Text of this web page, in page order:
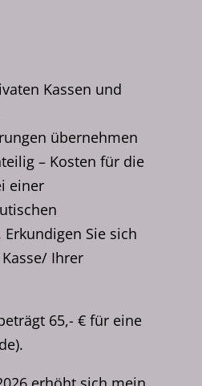
Kassen und
übernehmen
– Kosten für die
einer
Sie sich
Ihrer
65,- € für eine